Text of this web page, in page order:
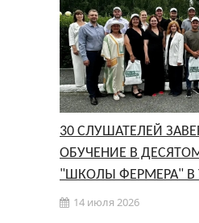
30 СЛУШАТЕЛЕЙ
ОБУЧЕНИЕ В
"ШКОЛЫ ФЕРМЕРА" В
14 июля 2026